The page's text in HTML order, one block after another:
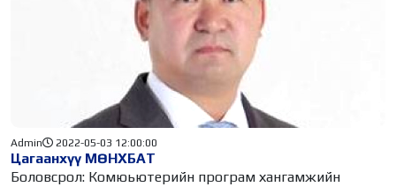
Цагаанхүү МӨНХБАТ
Admin 2022-05-03 12:00:00
Боловсрол: Комюьютерийн програм хангамжийн